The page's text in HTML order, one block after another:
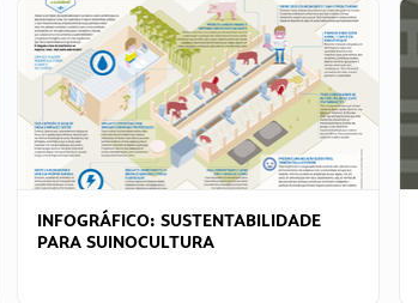
INFOGRÁFICO: SUSTENTABILIDADE
PARA SUINOCULTURA